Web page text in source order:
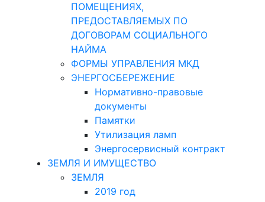
ПОМЕЩЕНИЯХ,
ПРЕДОСТАВЛЯЕМЫХ ПО
ДОГОВОРАМ СОЦИАЛЬНОГО
НАЙМА
ФОРМЫ УПРАВЛЕНИЯ МКД
ЭНЕРГОСБЕРЕЖЕНИЕ
Нормативно-правовые
документы
Памятки
Утилизация ламп
Энергосервисный контракт
ЗЕМЛЯ И ИМУЩЕСТВО
ЗЕМЛЯ
2019 год